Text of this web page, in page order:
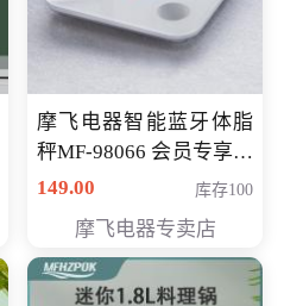
摩飞电器智能蓝牙体脂
秤MF-98066 会员专享价
98元
149.00 库存100
摩飞电器专卖店